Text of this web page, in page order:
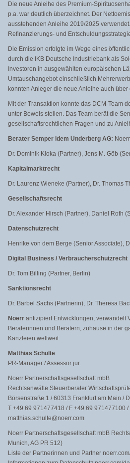
Die neue Anleihe des Premium-
p.a. war deutlich überzeichnet. Der
ausstehenden Anleihe 2019/2025
Refinanzierungs- und
Die Emission erfolgte im Wege eines
durch die IKB Deutsche Industriebank als
Investoren in ausgewählten europäischen
Umtauschangebot einschließlich
konnten Anleger die neue Anleihe auch
Mit der Transaktion konnte das DCM-Team
unter Beweis stellen. Das Team berät die
gesellschaftsrechtlichen Fragen und zu
Berater Semper idem Underberg AG:
Dr. Dominik Kloka (Partner), Jens M. Göb
Kapitalmarktrecht
Dr. Laurenz Wieneke (Partner), Dr. Thomas
Gesellschaftsrecht
Dr. Alexander Hirsch (Partner), Daniel Roth
Datenschutzrecht
Henrike von dem Berge (Senior Associate),
Digital Business / Verbraucherschutzrecht
Dr. Tom Billing (Partner, Berlin)
Sanktionsrecht
Dr. Bärbel Sachs (Partnerin), Dr. Theresa
Noerr antizipiert Entwicklungen, verwandelt
Beraterinnen und Beratern, zuhause in der
Kanzleien weltweit.
Matthias Schulte
PR-Manager / Assessor jur.
Noerr Partnerschaftsgesellschaft mbB
Rechtsanwälte Steuerberater
Börsenstraße 1 / 60313 Frankfurt am Main /
T +49 69 971477418 / F +49 69 971477100
matthias.schulte@noerr.com
Noerr Partnerschaftsgesellschaft mbB
Munich, AG PR 512)
Liste der Partnerinnen und Partner